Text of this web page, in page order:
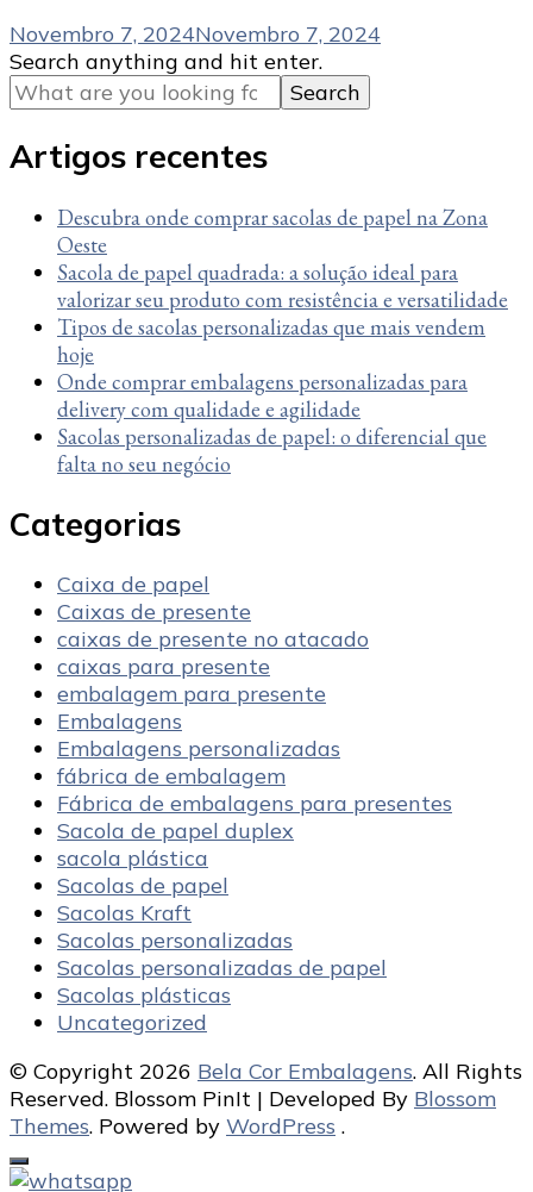
Novembro 7, 2024Novembro 7, 2024
Looking
for
Something?
Search anything and hit enter.
Artigos recentes
Descubra onde comprar sacolas de papel na Zona
Oeste
Sacola de papel quadrada: a solução ideal para
valorizar seu produto com resistência e versatilidade
Tipos de sacolas personalizadas que mais vendem
hoje
Onde comprar embalagens personalizadas para
delivery com qualidade e agilidade
Sacolas personalizadas de papel: o diferencial que
falta no seu negócio
Categorias
Caixa de papel
Caixas de presente
caixas de presente no atacado
caixas para presente
embalagem para presente
Embalagens
Embalagens personalizadas
fábrica de embalagem
Fábrica de embalagens para presentes
Sacola de papel duplex
sacola plástica
Sacolas de papel
Sacolas Kraft
Sacolas personalizadas
Sacolas personalizadas de papel
Sacolas plásticas
Uncategorized
© Copyright 2026 Bela Cor Embalagens. All Rights
Reserved. Blossom PinIt | Developed By Blossom
Themes. Powered by WordPress .